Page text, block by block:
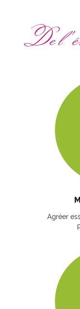
De
Agréer